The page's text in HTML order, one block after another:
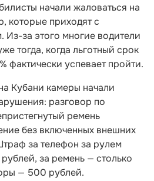
начали жаловаться на
которые приходят с
Из-за этого многие водители
тогда, когда льготный срок
фактически успевает пройти.
Кубани камеры начали
разговор по
ремень
без включенных внешних
за телефон за рулем
за ремень — столько
— 500 рублей.